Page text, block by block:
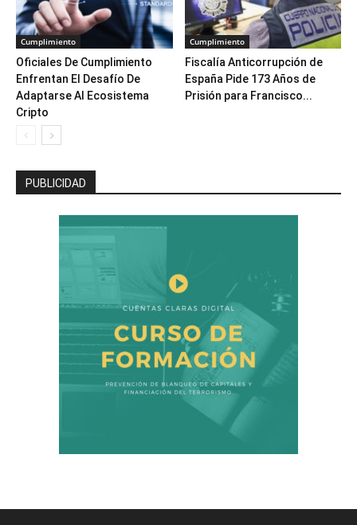
Cumplimiento
Oficiales De Cumplimiento
Enfrentan El Desafío De
Adaptarse Al Ecosistema
Cripto
Cumplimiento
Fiscalía Anticorrupción de
España Pide 173 Años de
Prisión para Francisco...
PUBLICIDAD